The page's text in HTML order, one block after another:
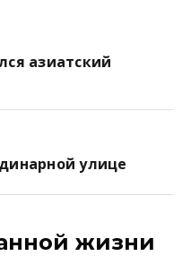
азиатский
улице
жизни